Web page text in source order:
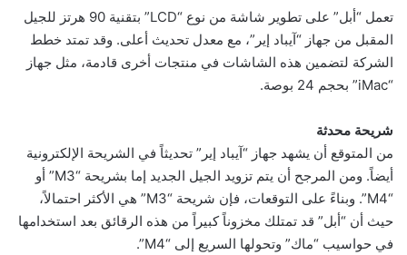
تعمل “أبل” على تطوير شاشة من نوع “LCD” بتقنية 90 هرتز للجيل
المقبل من جهاز “آيباد إير”، مع معدل تحديث أعلى. وقد تمتد خطط
الشركة لتضمين هذه الشاشات في منتجات أخرى قادمة، مثل جهاز
“iMac” بحجم 24 بوصة.
شريحة محدثة
من المتوقع أن يشهد جهاز “آيباد إير” تحديثاً في الشريحة الإلكترونية
أيضاً. ومن المرجح أن يتم تزويد الجيل الجديد إما بشريحة “M3” أو
“M4”. وبناءً على التوقعات، فإن شريحة “M3” هي الأكثر احتمالاً،
حيث أن “أبل” قد تمتلك مخزوناً كبيراً من هذه الرقائق بعد استخدامها
في حواسيب “ماك” وتحولها السريع إلى “M4”.